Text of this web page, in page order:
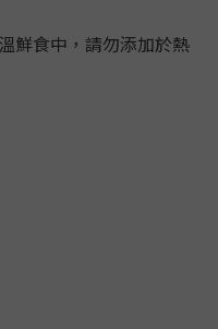
鮮食中，請勿添加於熱